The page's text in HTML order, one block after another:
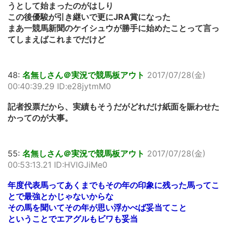
うとして始まったのがはしり
この後優駿が引き継いで更にJRA賞になった
まあ一競馬新聞のケイシュウが勝手に始めたことって言っ
てしまえばこれまでだけど
48: 名無しさん＠実況で競馬板アウト 2017/07/28(金)
00:40:39.29 ID:e28jytmM0
記者投票だから、実績もそうだがどれだけ紙面を賑わせた
かってのが大事。
55: 名無しさん＠実況で競馬板アウト 2017/07/28(金)
00:53:13.21 ID:HVlGJiMe0
年度代表馬ってあくまでもその年の印象に残った馬ってこ
とで最強とかじゃないからな
その馬を聞いてその年が思い浮かべば妥当てこと
ということでエアグルもビワも妥当